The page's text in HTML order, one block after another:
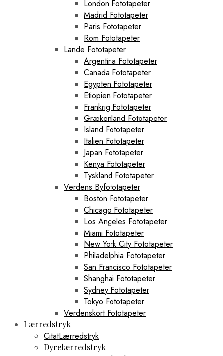
London Fototapeter
Madrid Fototapeter
Paris Fototapeter
Rom Fototapeter
Lande Fototapeter
Argentina Fototapeter
Canada Fototapeter
Egypten Fototapeter
Etiopien Fototapeter
Frankrig Fototapeter
Grækenland Fototapeter
Island Fototapeter
Italien Fototapeter
Japan Fototapeter
Kenya Fototapeter
Tyskland Fototapeter
Verdens Byfototapeter
Boston Fototapeter
Chicago Fototapeter
Los Angeles Fototapeter
Miami Fototapeter
New York City Fototapeter
Philadelphia Fototapeter
San Francisco Fototapeter
Shanghai Fototapeter
Sydney Fototapeter
Tokyo Fototapeter
Verdenskort Fototapeter
Lærredstryk
CitatLærredstryk
Dyrelærredstryk